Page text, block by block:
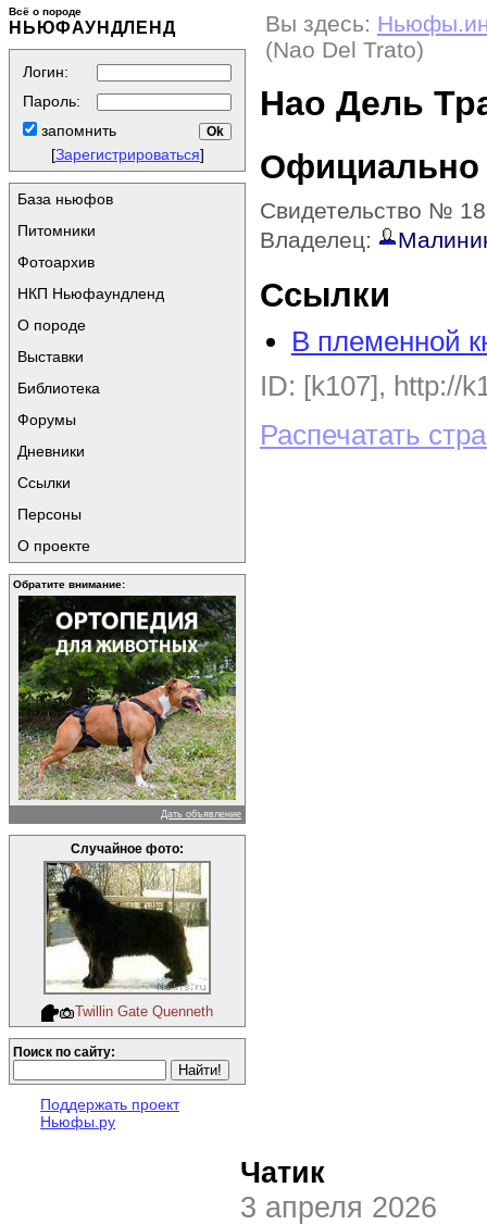
Всё о породе
НЬЮФАУНДЛЕНД
Логин:
Пароль:
запомнить
[Зарегистрироваться]
База ньюфов
Питомники
Фотоархив
НКП Ньюфаундленд
О породе
Выставки
Библиотека
Форумы
Дневники
Ссылки
Персоны
О проекте
Обратите внимание:
Дать объявление
Случайное фото:
Twillin Gate Quenneth
Поиск по сайту:
Поддержать проект
Ньюфы.ру
Вы здесь:
(Nao Del Trato)
Нао Дель
Официально
Свидетельство №
Владелец:
Ссылки
В племенной
ID: [k107], http://
Распечатать
Чатик
3 апреля 2026